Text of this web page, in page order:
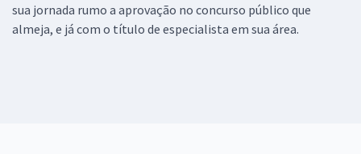
sua jornada rumo a aprovação no concurso público que
almeja, e já com o título de especialista em sua área.